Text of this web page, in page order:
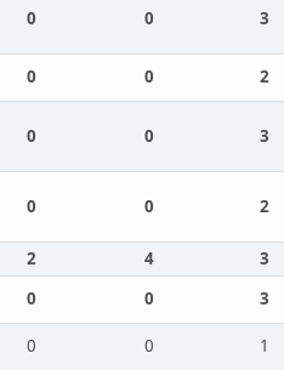
0 0 3
0 0 2
0 0 3
0 0 2
2 4
3
0 0
3
0 0
1